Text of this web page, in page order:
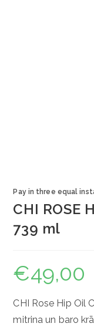
Pay in three equal
CHI ROSE
739 ml
€49,00
CHI Rose Hip Oil
mitrina un baro